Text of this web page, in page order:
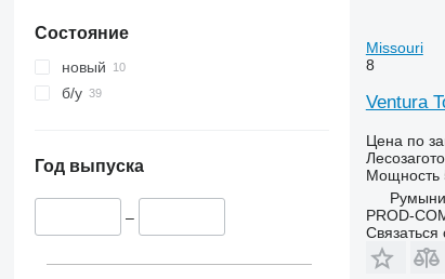
Состояние
новый
б/у
Год выпуска
–
Missouri
8
Ventura
Цена по
Мощность
PROD-